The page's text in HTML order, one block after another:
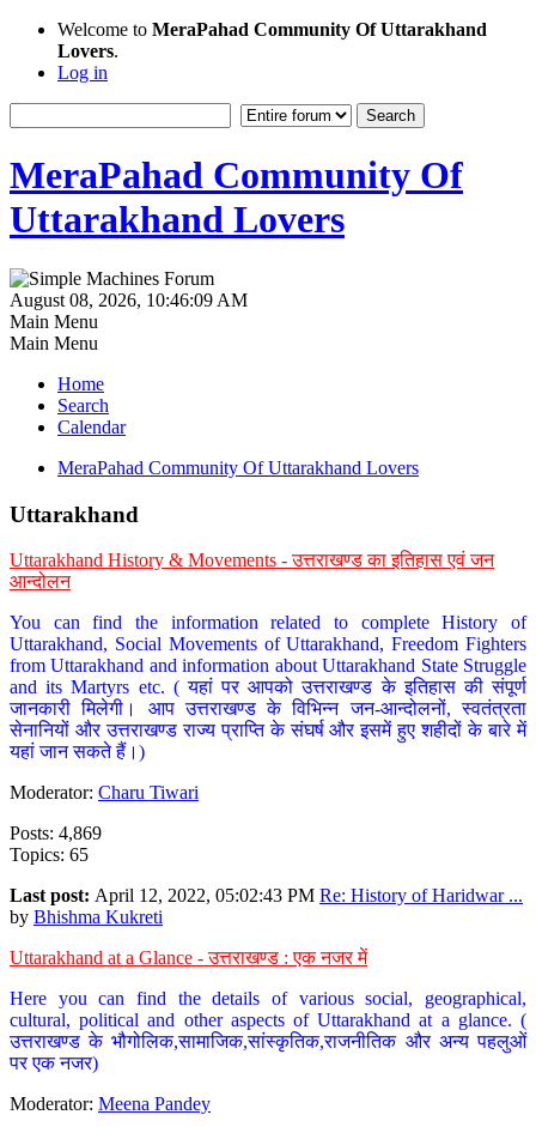
Welcome to MeraPahad Community Of Uttarakhand
Lovers.
Log in
MeraPahad Community Of
Uttarakhand Lovers
August 08, 2026, 10:46:09 AM
Main Menu
Main Menu
Home
Search
Calendar
MeraPahad Community Of Uttarakhand Lovers
Uttarakhand
Uttarakhand History & Movements - उत्तराखण्ड का इतिहास एवं जन
आन्दोलन
You can find the information related to complete History of
Uttarakhand, Social Movements of Uttarakhand, Freedom Fighters
from Uttarakhand and information about Uttarakhand State Struggle
and its Martyrs etc. ( यहां पर आपको उत्तराखण्ड के इतिहास की संपूर्ण
जानकारी मिलेगी। आप उत्तराखण्ड के विभिन्न जन-आन्दोलनों, स्वतंत्रता
सेनानियों और उत्तराखण्ड राज्य प्राप्ति के संघर्ष और इसमें हुए शहीदों के बारे में
यहां जान सकते हैं।)
Moderator: Charu Tiwari
Posts: 4,869
Topics: 65
Last post: April 12, 2022, 05:02:43 PM Re: History of Haridwar ...
by Bhishma Kukreti
Uttarakhand at a Glance - उत्तराखण्ड : एक नजर में
Here you can find the details of various social, geographical,
cultural, political and other aspects of Uttarakhand at a glance. (
उत्तराखण्ड के भौगोलिक,सामाजिक,सांस्कृतिक,राजनीतिक और अन्य पहलुओं
पर एक नजर)
Moderator: Meena Pandey